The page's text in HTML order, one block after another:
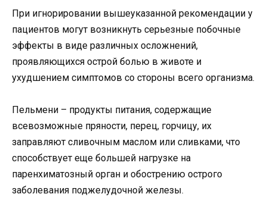
При игнорировании вышеуказанной рекомендации у
пациентов могут возникнуть серьезные побочные
эффекты в виде различных осложнений,
проявляющихся острой болью в животе и
ухудшением симптомов со стороны всего организма.
Пельмени – продукты питания, содержащие
всевозможные пряности, перец, горчицу, их
заправляют сливочным маслом или сливками, что
способствует еще большей нагрузке на
паренхиматозный орган и обострению острого
заболевания поджелудочной железы.